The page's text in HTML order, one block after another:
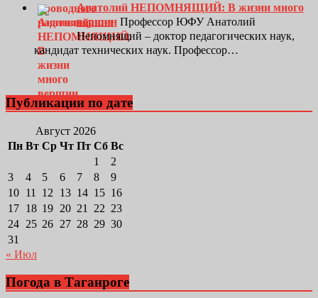
Анатолий НЕПОМНЯЩИЙ: В жизни много
вершин Профессор ЮФУ Анатолий
Непомнящий – доктор педагогических наук,
кандидат технических наук. Профессор…
Публикации по дате
Август 2026
Пн Вт Ср Чт Пт Сб Вс
1
2
3
4 5 6 7 8
9
10 11 12 13 14 15 16
17 18 19 20 21 22 23
24 25 26 27 28 29 30
31
« Июл
Погода в Таганроге